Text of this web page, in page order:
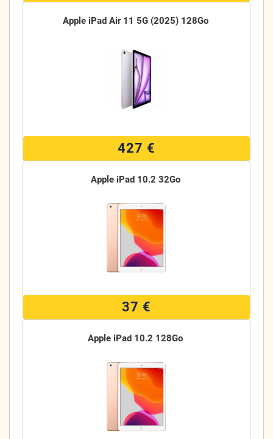
Apple iPad Air 11 5G (2025) 128Go
427 €
Apple iPad 10.2 32Go
37 €
Apple iPad 10.2 128Go